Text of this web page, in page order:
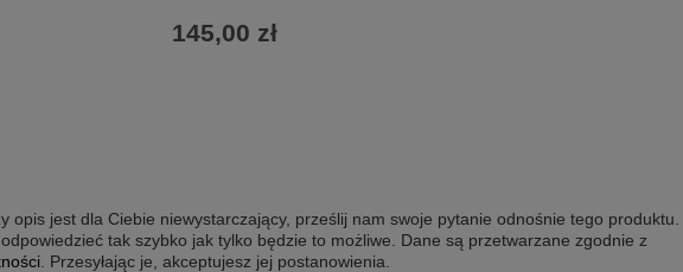
145,00 zł
opis jest dla Ciebie niewystarczający, prześlij nam swoje pytanie odnośnie tego produktu.
tak szybko jak tylko będzie to możliwe. Dane są przetwarzane zgodnie z
. Przesyłając je, akceptujesz jej postanowienia.